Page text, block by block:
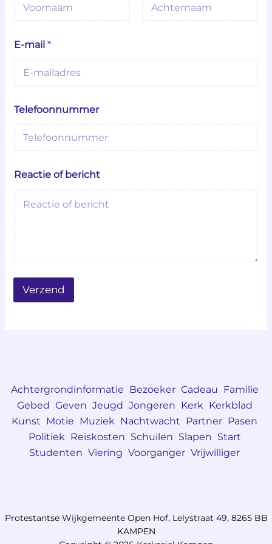
E-mail*
f
o
l
e
f
m
Telefoonnummer
Reactie of bericht
Verzend
Achtergrondinformatie Bezoeker Cadeau Familie
Gebed Geven Jeugd Jongeren Kerk Kerkblad
Kunst Motie Muziek Nachtwacht Partner Pasen
Politiek Reiskosten Schuilen Slapen Start
Studenten Viering Voorganger Vrijwilliger
Protestantse Wijkgemeente Open Hof, Lelystraat 49, 8265 BB
KAMPEN